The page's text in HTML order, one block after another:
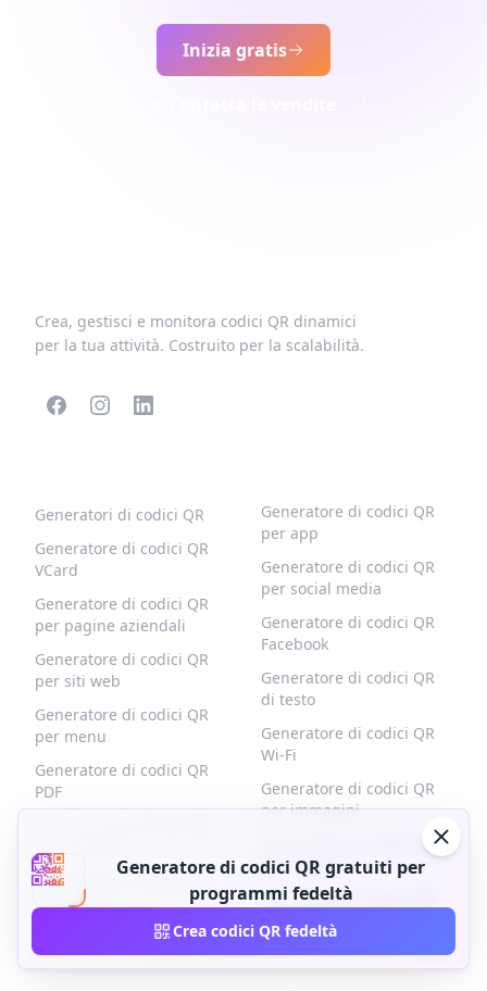
Generatore di codici QR gratuiti per
programmi fedeltà
Crea codici QR fedeltà
Inizia gratis
Crea, gestisci e monitora codici QR dinamici
per la tua attività. Costruito per la scalabilità.
Generatori di codici QR
Generatore di codici QR
VCard
Generatore di codici QR
per pagine aziendali
Generatore di codici QR
per siti web
Generatore di codici QR
per menu
Generatore di codici QR
PDF
Generatore di codici QR
per eventi
Generatore di codici QR
per app
Generatore di codici QR
per social media
Generatore di codici QR
Facebook
Generatore di codici QR
di testo
Generatore di codici QR
Wi-Fi
Generatore di codici QR
per immagini
Generatore di codici QR
per coupon
Generatore di codici QR
per moduli